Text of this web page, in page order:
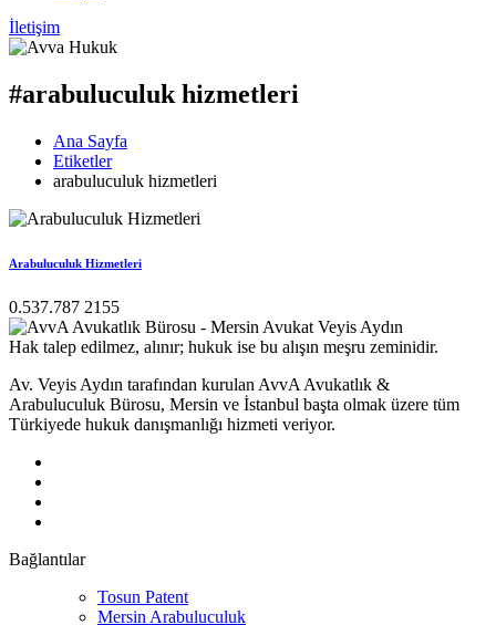
İletişim
#arabuluculuk hizmetleri
Ana Sayfa
Etiketler
arabuluculuk hizmetleri
Arabuluculuk Hizmetleri
0.537.787 2155
Hak talep edilmez, alınır; hukuk ise bu alışın meşru zeminidir.
Av. Veyis Aydın tarafından kurulan AvvA Avukatlık &
Arabuluculuk Bürosu, Mersin ve İstanbul başta olmak üzere tüm
Türkiyede hukuk danışmanlığı hizmeti veriyor.
Bağlantılar
Tosun Patent
Mersin Arabuluculuk